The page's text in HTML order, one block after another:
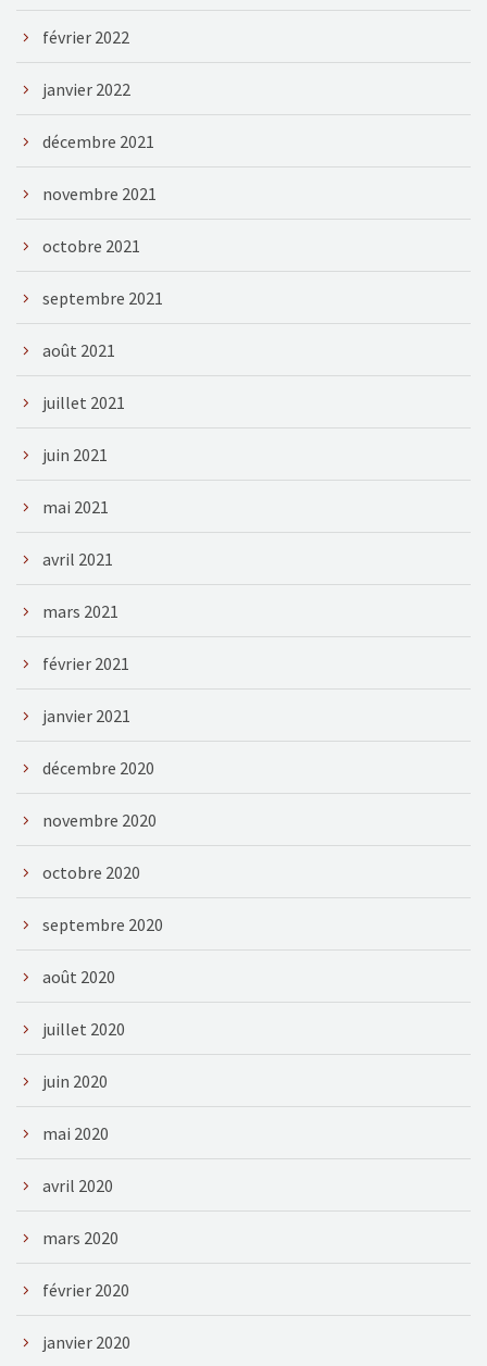
février 2022
janvier 2022
décembre 2021
novembre 2021
octobre 2021
septembre 2021
août 2021
juillet 2021
juin 2021
mai 2021
avril 2021
mars 2021
février 2021
janvier 2021
décembre 2020
novembre 2020
octobre 2020
septembre 2020
août 2020
juillet 2020
juin 2020
mai 2020
avril 2020
mars 2020
février 2020
janvier 2020